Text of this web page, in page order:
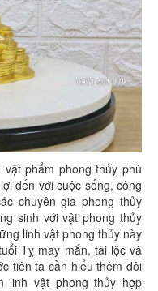
phẩm phong thủy phù
đến với cuộc sống, công
chuyên gia phong thủy
sinh với vật phong thủy
linh vật phong thủy này
Tỵ may mắn, tài lộc và
tiên ta cần hiểu thêm đôi
linh vật phong thủy hợp